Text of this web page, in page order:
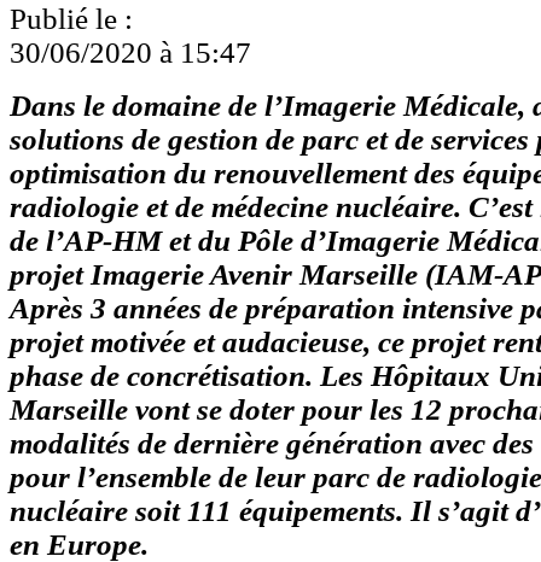
Publié le :
30/06/2020 à 15:47
Dans le domaine de l’Imagerie Médicale,
solutions de gestion de parc et de services
optimisation du renouvellement des
radiologie et de médecine nucléaire.
de l’AP-HM et du Pôle d’Imagerie
projet Imagerie Avenir Marseille (IAM-
Après 3 années de préparation intensive
projet motivée et audacieuse, ce projet
phase de concrétisation. Les Hôpitaux
Marseille vont se doter pour les 12
modalités de dernière génération avec
pour l’ensemble de leur parc de
nucléaire soit 111 équipements. Il s’agit
en Europe.